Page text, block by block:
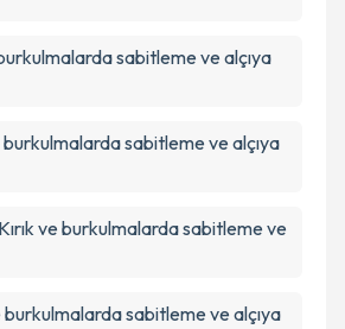
burkulmalarda sabitleme ve alçıya
burkulmalarda sabitleme ve alçıya
Kırık ve burkulmalarda sabitleme ve
burkulmalarda sabitleme ve alçıya